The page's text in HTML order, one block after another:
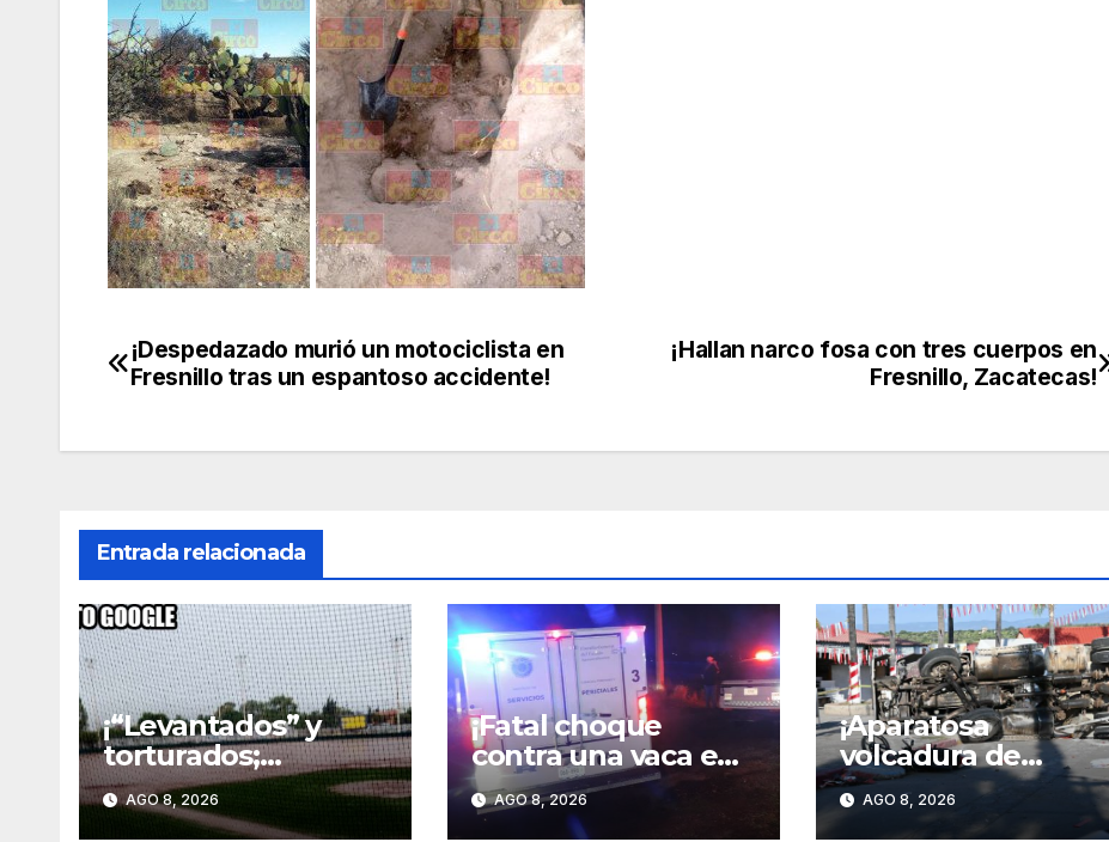
Navegación
entradas
¡Hallan narco fosa con tres cuerpos en
Fresnillo, Zacatecas!
¡Despedazado murió un motociclista en
Fresnillo tras un espantoso accidente!
Entrada relacionada
¡“Levantados” y
torturados;
hombres
abandonados en
AGO 8, 2026
¡Fatal choque
contra una vaca en
Cosío dejó a un
automovilista
AGO 8, 2026
¡Aparatosa
volcadura de
camión cementero
en San José de
AGO 8, 2026